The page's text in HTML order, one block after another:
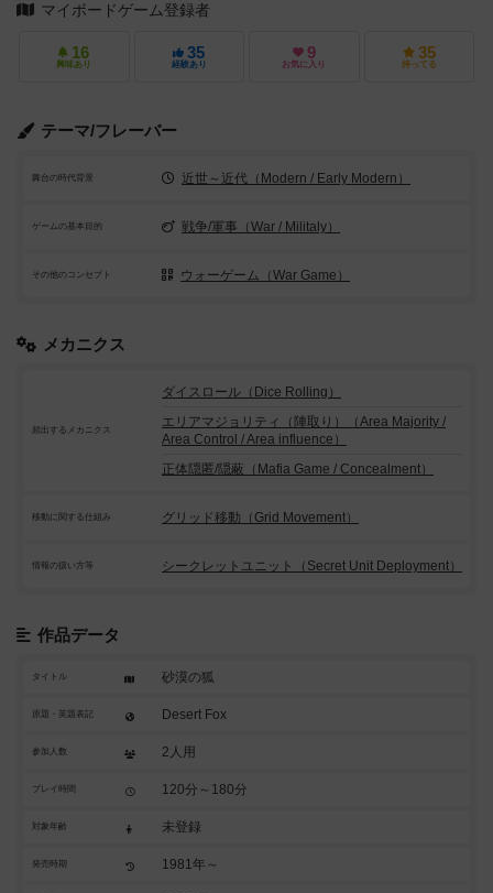
マイボードゲーム登録者
16
興味あり
35
経験あり
9
お気に入り
35
持ってる
テーマ/フレーバー
舞台の時代背景 近世～近代（Modern / Early Modern）
ゲームの基本目的 戦争/軍事（War / Militaly）
その他のコンセプト ウォーゲーム（War Game）
メカニクス
頻出するメカニクス
ダイスロール（Dice Rolling）
エリアマジョリティ（陣取り）（Area Majority /
Area Control / Area influence）
正体隠匿/隠蔽（Mafia Game / Concealment）
移動に関する仕組み グリッド移動（Grid Movement）
情報の扱い方等 シークレットユニット（Secret Unit Deployment）
作品データ
タイトル 砂漠の狐
原題・英題表記 Desert Fox
参加人数 2人用
プレイ時間 120分～180分
対象年齢 未登録
発売時期 1981年～